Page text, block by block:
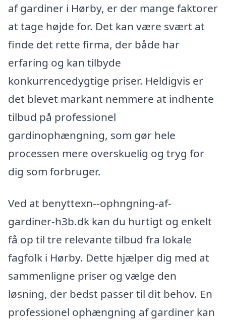
af gardiner i Hørby, er der mange faktorer
at tage højde for. Det kan være svært at
finde det rette firma, der både har
erfaring og kan tilbyde
konkurrencedygtige priser. Heldigvis er
det blevet markant nemmere at indhente
tilbud på professionel
gardinophængning, som gør hele
processen mere overskuelig og tryg for
dig som forbruger.
Ved at benyttexn--ophngning-af-
gardiner-h3b.dk kan du hurtigt og enkelt
få op til tre relevante tilbud fra lokale
fagfolk i Hørby. Dette hjælper dig med at
sammenligne priser og vælge den
løsning, der bedst passer til dit behov. En
professionel ophængning af gardiner kan